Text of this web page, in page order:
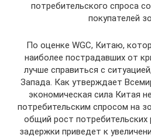
потребительского спроса
покупателей
По оценке WGC, Китаю,
наиболее пострадавших от
лучше справиться с
Запада. Как утверждает
экономическая сила Китая
потребительским спросом на
общий рост потребительских
задержки приведет к